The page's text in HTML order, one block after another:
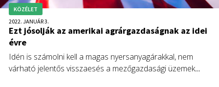
KÖZÉLET
2022. JANUÁR 3.
Ezt jósolják az amerikai agrárgazdaságnak az idei
évre
Idén is számolni kell a magas nyersanyagárakkal, nem
várható jelentős visszaesés a mezőgazdasági üzemek